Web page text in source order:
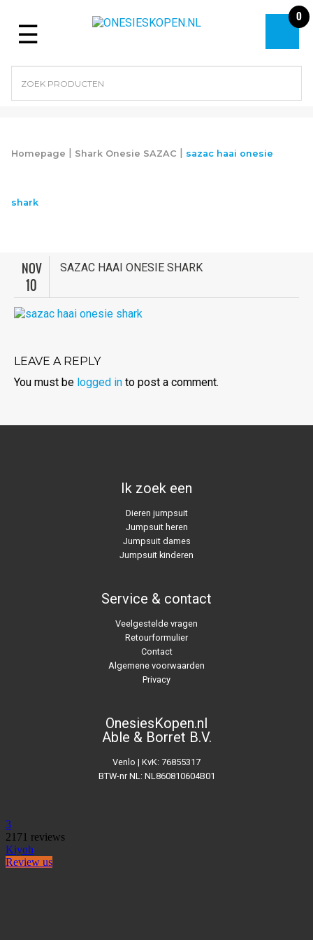
Menu
0
Homepage | Shark Onesie SAZAC | sazac haai onesie
shark
NOV
10
SAZAC HAAI ONESIE SHARK
LEAVE A REPLY
You must be logged in to post a comment.
Ik zoek een
Dieren jumpsuit
Jumpsuit heren
Jumpsuit dames
Jumpsuit kinderen
Service & contact
Veelgestelde vragen
Retourformulier
Contact
Algemene voorwaarden
Privacy
OnesiesKopen.nl
Able & Borret B.V.
Venlo | KvK: 76855317
BTW-nr NL: NL860810604B01